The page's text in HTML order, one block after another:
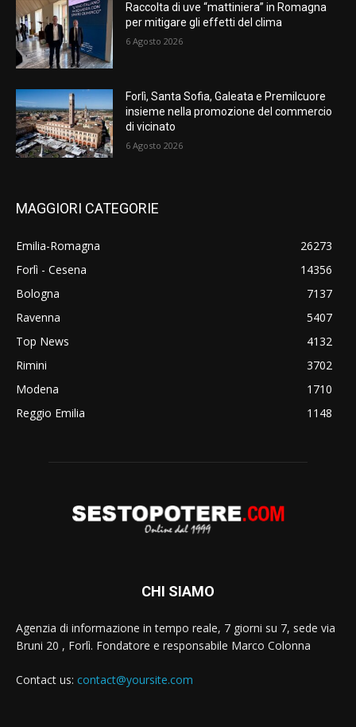
Raccolta di uve “mattiniera” in Romagna
per mitigare gli effetti del clima
6 Agosto 2026
Forlì, Santa Sofia, Galeata e Premilcuore
insieme nella promozione del commercio
di vicinato
6 Agosto 2026
MAGGIORI CATEGORIE
Emilia-Romagna
26273
Forlì - Cesena
14356
Bologna
7137
Ravenna
5407
Top News
4132
Rimini
3702
Modena
1710
Reggio Emilia
1148
CHI SIAMO
Agenzia di informazione in tempo reale, 7 giorni su 7, sede via
Bruni 20 , Forlì. Fondatore e responsabile Marco Colonna
Contact us: contact@yoursite.com